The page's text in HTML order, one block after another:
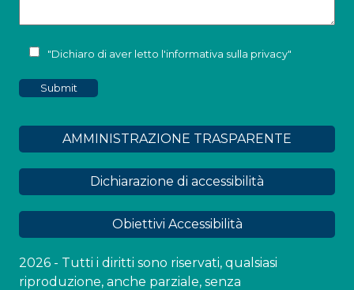
"Dichiaro di aver letto l'informativa sulla privacy"
AMMINISTRAZIONE TRASPARENTE
Dichiarazione di accessibilità
Obiettivi Accessibilità
2026 - Tutti i diritti sono riservati, qualsiasi
riproduzione, anche parziale, senza